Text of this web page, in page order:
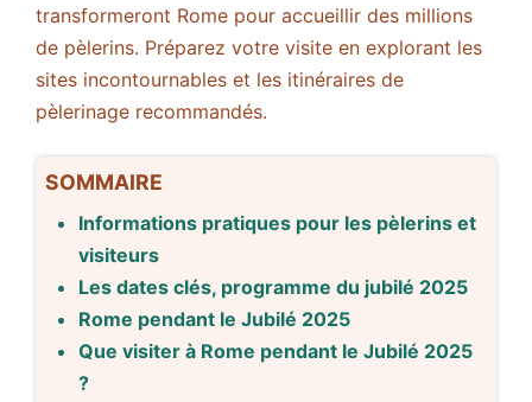
transformeront Rome pour accueillir des millions
de pèlerins. Préparez votre visite en explorant les
sites incontournables et les itinéraires de
pèlerinage recommandés.
SOMMAIRE
Informations pratiques pour les pèlerins et
visiteurs
Les dates clés, programme du jubilé 2025
Rome pendant le Jubilé 2025
Que visiter à Rome pendant le Jubilé 2025
?